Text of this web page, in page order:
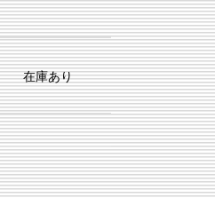
在庫あり